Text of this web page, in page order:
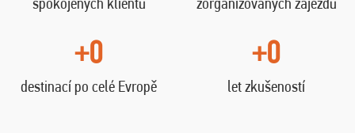
+0
destinací po celé Evropě
+0
let zkušeností